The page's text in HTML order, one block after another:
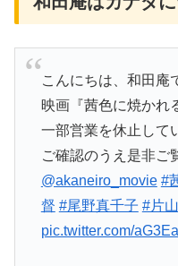
こんにちは、和田庵
映画『茜色に焼かれ
一部営業を休止して
ご確認のうえ是非ご
@akaneiro_movie #
督 #尾野真千子 #片
pic.twitter.com/